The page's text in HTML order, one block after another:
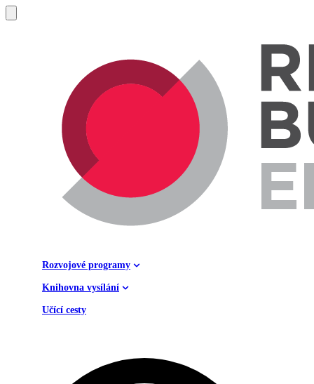
Rozvojové programy
Knihovna vysílání
Učící cesty